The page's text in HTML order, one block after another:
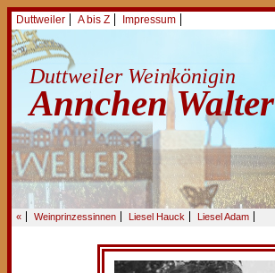
Duttweiler A bis Z Impressum
Duttweiler Weinkönigin
Annchen Walter
« Weinprinzessinnen Liesel Hauck Liesel Adam